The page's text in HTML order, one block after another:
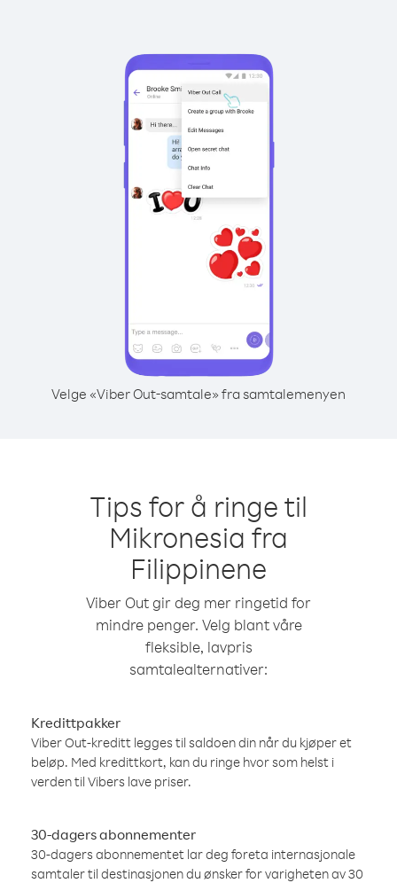
Velge «Viber Out-samtale» fra samtalemenyen
Tips for å ringe til
Mikronesia fra
Filippinene
Viber Out gir deg mer ringetid for
mindre penger. Velg blant våre
fleksible, lavpris
samtalealternativer:
Kredittpakker
Viber Out-kreditt legges til saldoen din når du kjøper et
beløp. Med kredittkort, kan du ringe hvor som helst i
verden til Vibers lave priser.
30-dagers abonnementer
30-dagers abonnementet lar deg foreta internasjonale
samtaler til destinasjonen du ønsker for varigheten av 30